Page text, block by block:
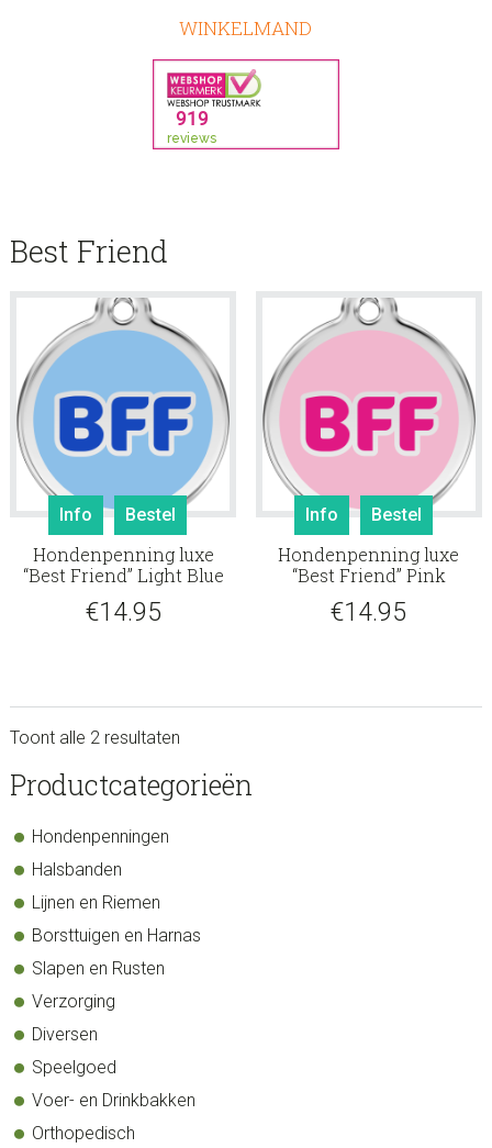
WINKELMAND
Best Friend
Info Bestel
Hondenpenning luxe
“Best Friend” Light Blue
€14.95
Info Bestel
Hondenpenning luxe
“Best Friend” Pink
€14.95
Toont alle 2 resultaten
sidebar
Store
Productcategorieën
Hondenpenningen
Halsbanden
Lijnen en Riemen
Borsttuigen en Harnas
Slapen en Rusten
Verzorging
Diversen
Speelgoed
Voer- en Drinkbakken
Orthopedisch